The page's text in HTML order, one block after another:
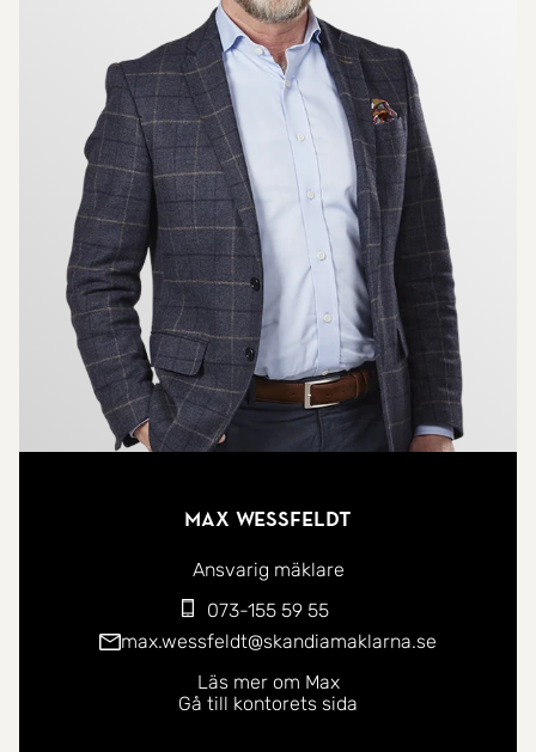
Max Wessfeldt
Ansvarig mäklare
073-155 59 55
max.wessfeldt@skandiamaklarna.se
Läs mer om Max
Gå till kontorets sida